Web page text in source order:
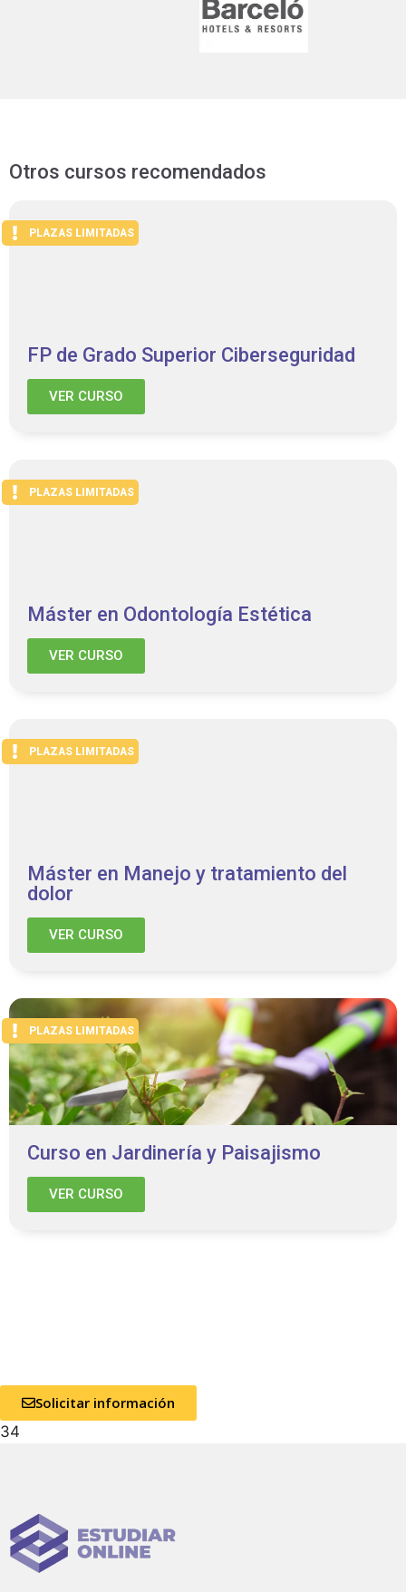
Otros cursos recomendados
PLAZAS LIMITADAS
FP de Grado Superior Ciberseguridad
VER CURSO
PLAZAS LIMITADAS
Máster en Odontología Estética
VER CURSO
PLAZAS LIMITADAS
Máster en Manejo y tratamiento del
dolor
VER CURSO
PLAZAS LIMITADAS
Curso en Jardinería y Paisajismo
VER CURSO
Solicitar información
34